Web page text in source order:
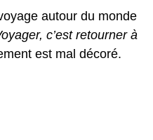
autour du monde
c’est retourner à
est mal décoré.